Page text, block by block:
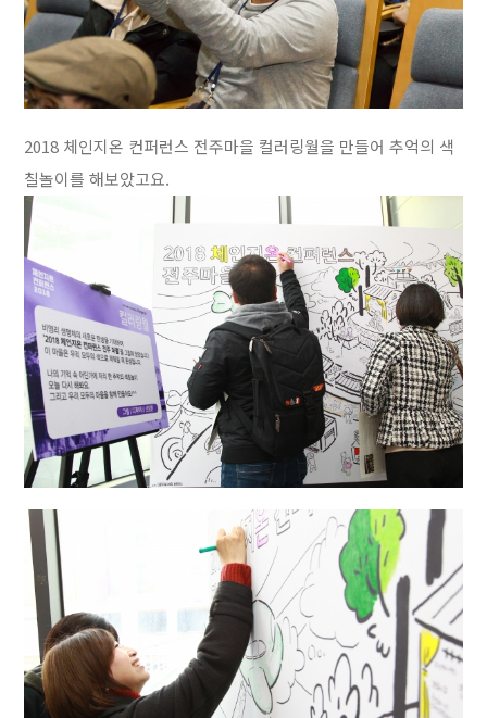
2018 체인지온 컨퍼런스 전주마을 컬러링월을 만들어 추억의 색
칠놀이를 해보았고요.